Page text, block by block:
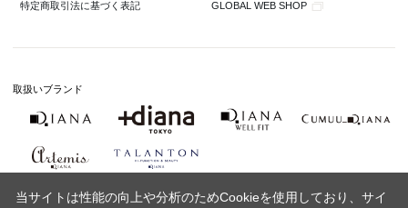
特定商取引法に基づく表記 GLOBAL WEB SHOP
取扱いブランド
当サイトは性能の向上や分析のためCookieを使用しており、サイ